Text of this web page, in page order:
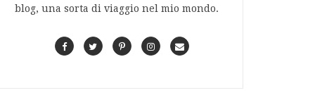
blog, una sorta di viaggio nel mio mondo.
F
T
P
I
C